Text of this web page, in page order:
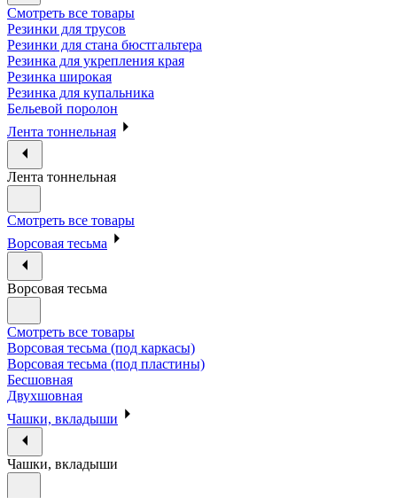
Смотреть все товары
Резинки для трусов
Резинки для стана бюстгальтера
Резинка для укрепления края
Резинка широкая
Резинка для купальника
Бельевой поролон
Лента тоннельная
Лента тоннельная
Смотреть все товары
Ворсовая тесьма
Ворсовая тесьма
Смотреть все товары
Ворсовая тесьма (под каркасы)
Ворсовая тесьма (под пластины)
Бесшовная
Двухшовная
Чашки, вкладыши
Чашки, вкладыши